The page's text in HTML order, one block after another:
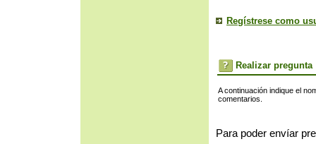
Regístrese como
Realizar pregunta
A continuación indique el
comentarios.
Para poder envíar